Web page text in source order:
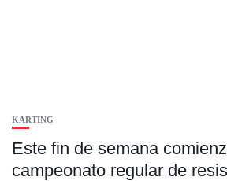
KARTING
Este fin de semana
campeonato regular de